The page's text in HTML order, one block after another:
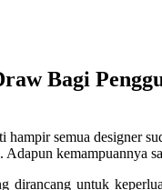
Bagi
hampir semua designer
kemampuannya
dirancang untuk